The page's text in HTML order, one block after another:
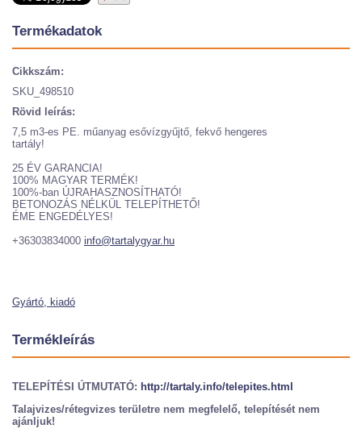
Termékadatok
Cikkszám:
SKU_498510
Rövid leírás:
7,5 m3-es PE. műanyag esővízgyűjtő, fekvő hengeres
tartály!
25 ÉV GARANCIA!
100% MAGYAR TERMÉK!
100%-ban ÚJRAHASZNOSÍTHATÓ!
BETONOZÁS NÉLKÜL TELEPÍTHETŐ!
ÉME ENGEDÉLYES!
+36303834000 info@tartalygyar.hu
Gyártó, kiadó
Termékleírás
TELEPÍTÉSI ÚTMUTATÓ: http://tartaly.info/telepites.html
Talajvizes/rétegvizes területre nem megfelelő, telepítését nem
ajánljuk!